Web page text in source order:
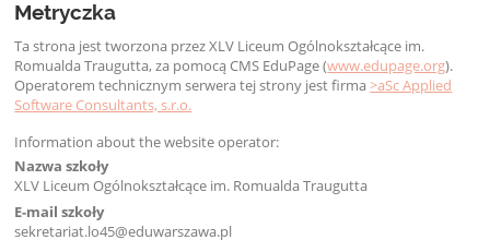
Metryczka
Ta strona jest tworzona przez XLV Liceum Ogólnokształcące im.
Romualda Traugutta, za pomocą CMS EduPage (www.edupage.org).
Operatorem technicznym serwera tej strony jest firma>aSc Applied
Software Consultants, s.r.o.
Information about the website operator:
Nazwa szkoły
XLV Liceum Ogólnokształcące im. Romualda Traugutta
E-mail szkoły
sekretariat.lo45@eduwarszawa.pl